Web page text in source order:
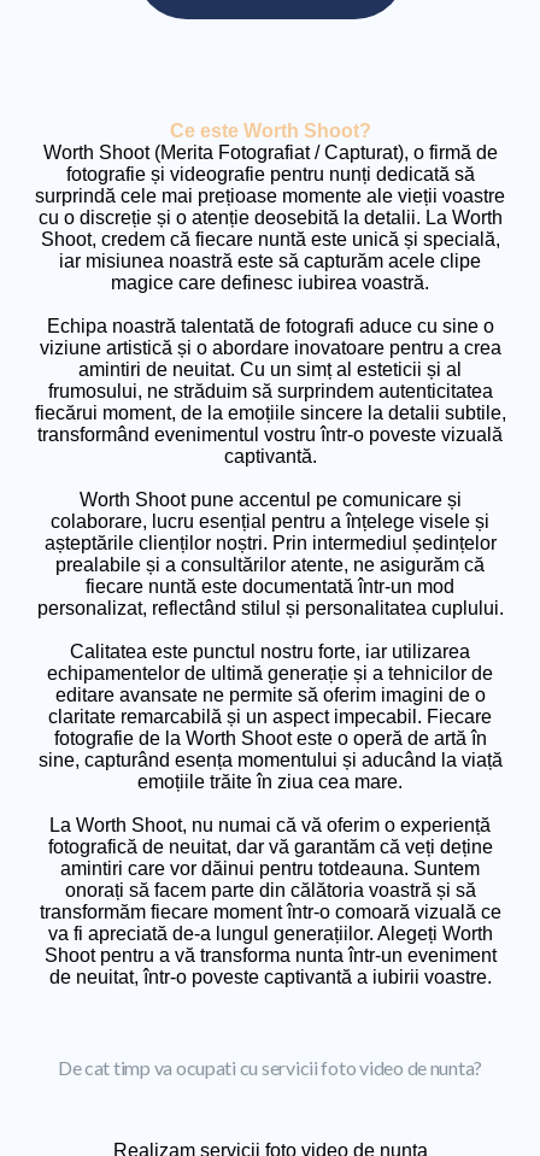
Ce este Worth Shoot?
Worth Shoot (Merita Fotografiat / Capturat), o firmă de
fotografie și videografie pentru nunți dedicată să
surprindă cele mai prețioase momente ale vieții voastre
cu o discreție și o atenție deosebită la detalii. La Worth
Shoot, credem că fiecare nuntă este unică și specială,
iar misiunea noastră este să capturăm acele clipe
magice care definesc iubirea voastră.
Echipa noastră talentată de fotografi aduce cu sine o
viziune artistică și o abordare inovatoare pentru a crea
amintiri de neuitat. Cu un simț al esteticii și al
frumosului, ne străduim să surprindem autenticitatea
fiecărui moment, de la emoțiile sincere la detalii subtile,
transformând evenimentul vostru într-o poveste vizuală
captivantă.
Worth Shoot pune accentul pe comunicare și
colaborare, lucru esențial pentru a înțelege visele și
așteptările clienților noștri. Prin intermediul ședințelor
prealabile și a consultărilor atente, ne asigurăm că
fiecare nuntă este documentată într-un mod
personalizat, reflectând stilul și personalitatea cuplului.
Calitatea este punctul nostru forte, iar utilizarea
echipamentelor de ultimă generație și a tehnicilor de
editare avansate ne permite să oferim imagini de o
claritate remarcabilă și un aspect impecabil. Fiecare
fotografie de la Worth Shoot este o operă de artă în
sine, capturând esența momentului și aducând la viață
emoțiile trăite în ziua cea mare.
La Worth Shoot, nu numai că vă oferim o experiență
fotografică de neuitat, dar vă garantăm că veți deține
amintiri care vor dăinui pentru totdeauna. Suntem
onorați să facem parte din călătoria voastră și să
transformăm fiecare moment într-o comoară vizuală ce
va fi apreciată de-a lungul generațiilor. Alegeți Worth
Shoot pentru a vă transforma nunta într-un eveniment
de neuitat, într-o poveste captivantă a iubirii voastre.
De cat timp va ocupati cu servicii foto video de nunta?
Realizam servicii foto video de nunta